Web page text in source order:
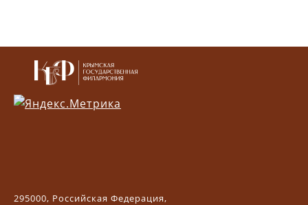
295000, Российская Федерация,